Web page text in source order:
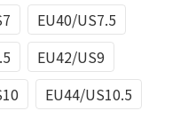
EU40/US7.5
EU42/US9
EU44/US10.5